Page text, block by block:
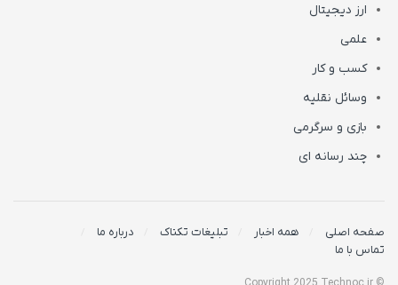
ارز دیجیتال
علمی
کسب و کار
وسائل نقلیه
بازی و سرگرمی
چند رسانه ای
صفحه اصلی همه اخبار تبلیغات تکناک
درباره ما
تماس با ما